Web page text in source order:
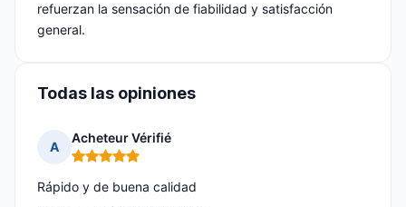
refuerzan la sensación de fiabilidad y satisfacción
general.
Todas las opiniones
A
Acheteur Vérifié
Nota: 5 de 5
Rápido y de buena calidad